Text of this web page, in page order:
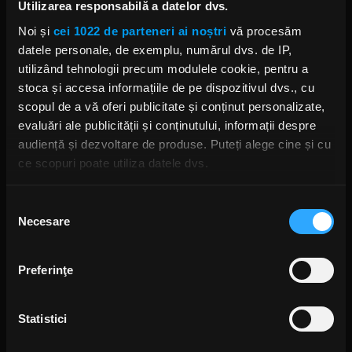
Utilizarea responsabilă a datelor dvs.
Noi și cei 1022 de parteneri ai noștri vă procesăm
datele personale, de exemplu, numărul dvs. de IP,
utilizând tehnologii precum modulele cookie, pentru a
stoca și accesa informațiile de pe dispozitivul dvs., cu
scopul de a vă oferi publicitate și conținut personalizate,
evaluări ale publicității și conținutului, informații despre
audiență și dezvoltare de produse. Puteți alege cine și cu
ce scopuri poate utiliza datele dvs.
Să colectăm informațiile cu privire la locația dvs.
Să vă identificăm dispozitivul scanândul-l în mod
activ după caracteristici specifice (amprentare)
dvs. personale și configurați-vă preferințele la
secțiunea
consimțământului
Necesare
Preferinţe
Statistici
cu Linda Perry de la 4 Non
ANCA NIȚĂ
VINERI, 12 APRILIE 2024
Cele mai bune piese din toate
timpurile, potrivit ChatGPT
ANCA NIȚĂ
MIERCURI, 20 MARTIE 2024
Noutățile din rock: Slayer s-a